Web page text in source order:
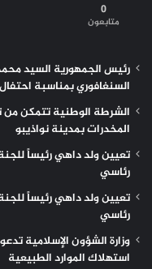
0
متابعون
رئيس الجمهورية السيد
السنغافوري بمناسبة
الشرطة الوطنية تتمكن من
المخدرات بمدينة نواذيبو
تعيين ولد داهي رئيساً
رئاسي
تعيين ولد داهي رئيساً
رئاسي
وزارة الشؤون الإسلامية
استهلاك الموارد الطبيعية